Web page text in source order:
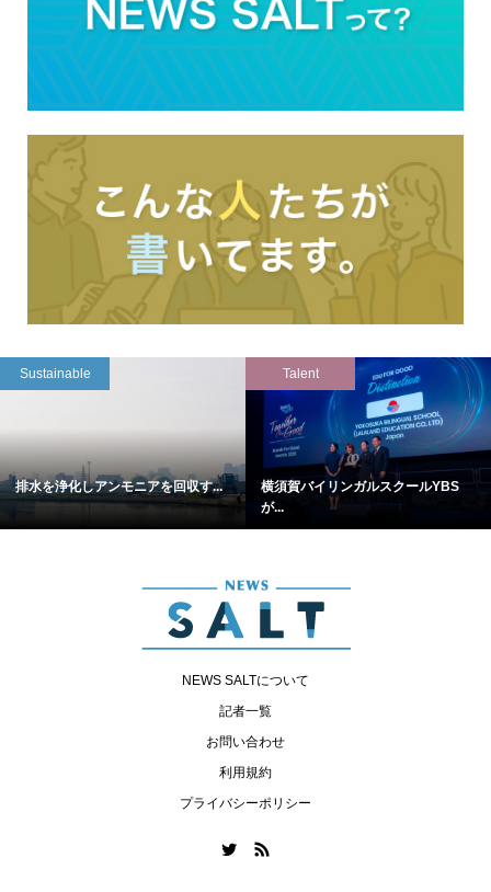
Sustainable
排水を浄化しアンモニアを回収す...
Talent
横須賀バイリンガルスクールYBS
が...
NEWS SALTについて
記者一覧
お問い合わせ
利用規約
プライバシーポリシー